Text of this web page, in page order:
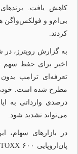
کاهش یافت.
کردند.
به گزارش رویترز،
اخیر برای حفظ سهم
تعرفه‌‌‌ای ترامپ بدون
درصدی وارداتی به
می‌تواند تشدید شود.
در بازارهای